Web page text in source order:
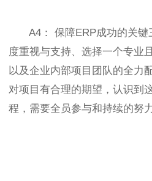
A4： 保障ERP成功的关键
度重视与支持、选择一个专业
以及企业内部项目团队的全力
对项目有合理的期望，认识到
程，需要全员参与和持续的努力